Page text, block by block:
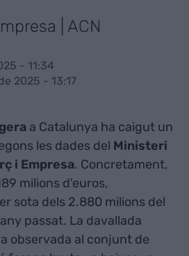
| ACN
- 11:34
2025 - 13:17
a Catalunya ha caigut un
les dades del Ministeri
i Empresa. Concretament,
milions d'euros,
sota dels 2.880 milions del
passat. La davallada
observada al conjunt de